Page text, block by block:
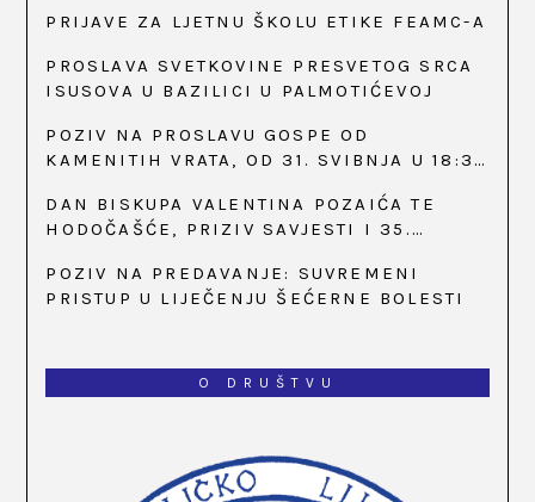
PRIJAVE ZA LJETNU ŠKOLU ETIKE FEAMC-A
PROSLAVA SVETKOVINE PRESVETOG SRCA
ISUSOVA U BAZILICI U PALMOTIĆEVOJ
POZIV NA PROSLAVU GOSPE OD
KAMENITIH VRATA, OD 31. SVIBNJA U 18:30
DAN BISKUPA VALENTINA POZAIĆA TE
HODOČAŠĆE, PRIZIV SAVJESTI I 35.
BISTRICI, OD 15. DO 17. SVIBNJA
POZIV NA PREDAVANJE: SUVREMENI
PRISTUP U LIJEČENJU ŠEĆERNE BOLESTI
O DRUŠTVU